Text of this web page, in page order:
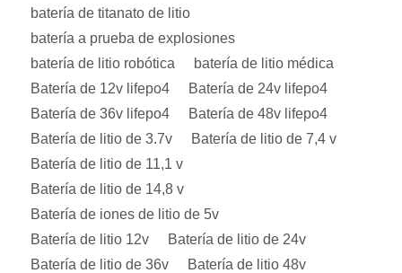
batería de titanato de litio
batería a prueba de explosiones
batería de litio robótica
batería de litio médica
Batería de 12v lifepo4
Batería de 24v lifepo4
Batería de 36v lifepo4
Batería de 48v lifepo4
Batería de litio de 3.7v
Batería de litio de 7,4 v
Batería de litio de 11,1 v
Batería de litio de 14,8 v
Batería de iones de litio de 5v
Batería de litio 12v
Batería de litio de 24v
Batería de litio de 36v
Batería de litio 48v